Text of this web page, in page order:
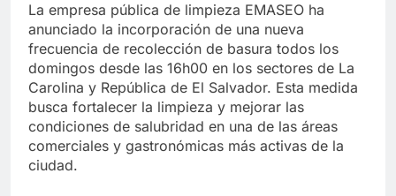
La empresa pública de limpieza EMASEO ha
anunciado la incorporación de una nueva
frecuencia de recolección de basura todos los
domingos desde las 16h00 en los sectores de La
Carolina y República de El Salvador. Esta medida
busca fortalecer la limpieza y mejorar las
condiciones de salubridad en una de las áreas
comerciales y gastronómicas más activas de la
ciudad.